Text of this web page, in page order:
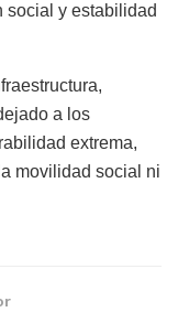
social y estabilidad
a los
extrema,
movilidad social ni